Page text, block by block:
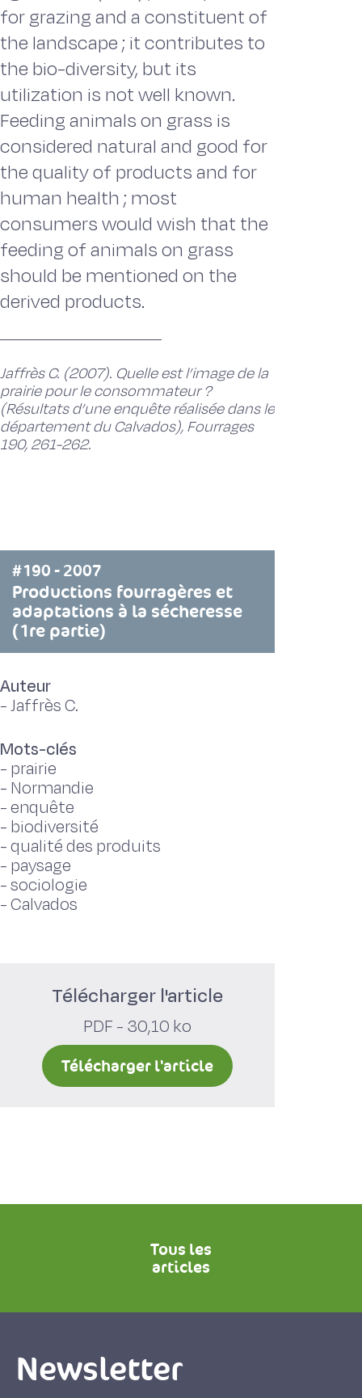
for grazing and a constituent of
the landscape ; it contributes to
the bio-diversity, but its
utilization is not well known.
Feeding animals on grass is
considered natural and good for
the quality of products and for
human health ; most
consumers would wish that the
feeding of animals on grass
should be mentioned on the
derived products.
Jaffrès C. (2007). Quelle est l’image de la
prairie pour le consommateur ?
(Résultats d’une enquête réalisée dans le
département du Calvados), Fourrages
190, 261-262.
#190 - 2007
Productions fourragères et
adaptations à la sécheresse
(1re partie)
Auteur
-Jaffrès C.
Mots-clés
- prairie
- Normandie
-enquête
- biodiversité
-qualité des produits
- paysage
-sociologie
-Calvados
Télécharger l'article
PDF - 30,10 ko
Télécharger l'article
Tous les
articles
Newsletter